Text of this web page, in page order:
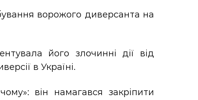
ворожого диверсанта на
його злочинні дії від
в Україні.
він намагався закріпити